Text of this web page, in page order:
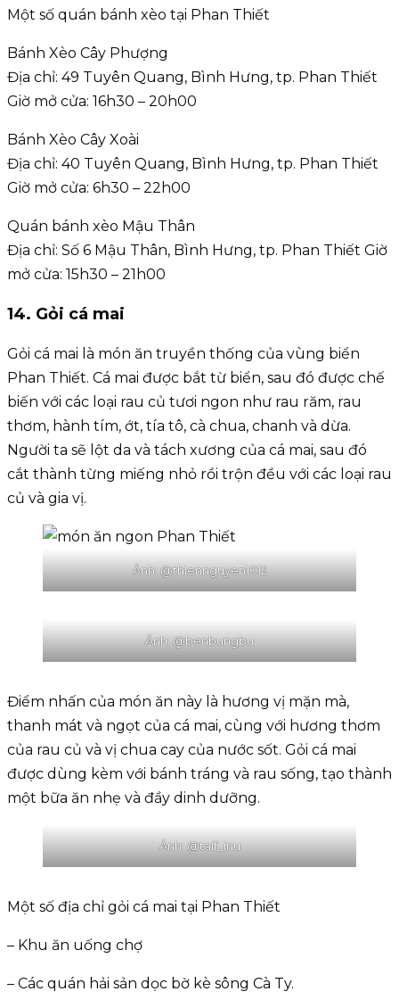
Một số quán bánh xèo tại Phan Thiết
Bánh Xèo Cây Phượng
Địa chỉ: 49 Tuyên Quang, Bình Hưng, tp. Phan Thiết
Giờ mở cửa: 16h30 – 20h00
Bánh Xèo Cây Xoài
Địa chỉ: 40 Tuyên Quang, Bình Hưng, tp. Phan Thiết
Giờ mở cửa: 6h30 – 22h00
Quán bánh xèo Mậu Thân
Địa chỉ: Số 6 Mậu Thân, Bình Hưng, tp. Phan Thiết Giờ
mở cửa: 15h30 – 21h00
14. Gỏi cá mai
Gỏi cá mai là món ăn truyền thống của vùng biển
Phan Thiết. Cá mai được bắt từ biển, sau đó được chế
biến với các loại rau củ tươi ngon như rau răm, rau
thơm, hành tím, ớt, tía tô, cà chua, chanh và dừa.
Người ta sẽ lột da và tách xương của cá mai, sau đó
cắt thành từng miếng nhỏ rồi trộn đều với các loại rau
củ và gia vị.
Ảnh: @thiennguyen1012
Ảnh: @benbungbu
Điểm nhấn của món ăn này là hương vị mặn mà,
thanh mát và ngọt của cá mai, cùng với hương thơm
của rau củ và vị chua cay của nước sốt. Gỏi cá mai
được dùng kèm với bánh tráng và rau sống, tạo thành
một bữa ăn nhẹ và đầy dinh dưỡng.
Ảnh: @taif_inu
Một số địa chỉ gỏi cá mai tại Phan Thiết
– Khu ăn uống chợ
– Các quán hải sản dọc bờ kè sông Cà Ty.